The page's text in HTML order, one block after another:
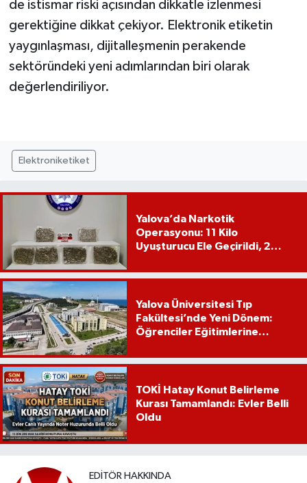
de istismar riski açısından dikkatle izlenmesi
gerektiğine dikkat çekiyor. Elektronik etiketin
yaygınlaşması, dijitalleşmenin perakende
sektöründeki yeni adımlarından biri olarak
değerlendiriliyor.
Elektroniketiket
Yalova’da Narkotik
Operasyonu: 11 Kilo
Uyuşturucu Ele Geçirildi, 2
Yalova Üniversitesi Tıp
Fakültesi’nde Yeni Dönem:
Öğrenciler Eğitimlerine
TOKİ Hatay Konut Belirleme
Kurası Tamamlandı: Evler Belli
Oldu
EDITÖR HAKKINDA